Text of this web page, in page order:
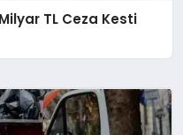
TL Ceza Kesti